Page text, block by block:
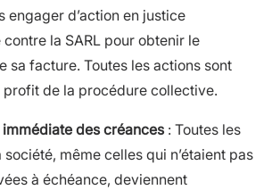
engager d’action en justice
la SARL pour obtenir le
sa facture. Toutes les actions sont
profit de la procédure collective.
immédiate des créances: Toutes les
même celles qui n’étaient pas
à échéance, deviennent